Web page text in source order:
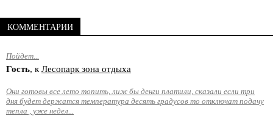
КОММЕНТАРИИ
Пойдет...
Гость, к Лесопарк зона отдыха
Они готовы все лето топить, лиж бы денги платили, сказали если три
дня будет держатся температура десять градусов то отключат подачу
тепла , уже недел...